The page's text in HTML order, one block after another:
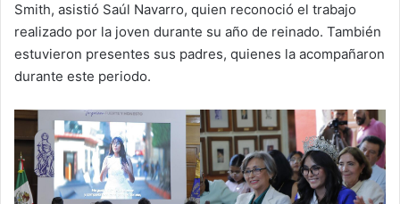
Smith, asistió Saúl Navarro, quien reconoció el trabajo
realizado por la joven durante su año de reinado. También
estuvieron presentes sus padres, quienes la acompañaron
durante este periodo.